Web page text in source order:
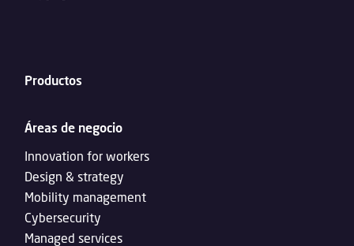
Productos
Áreas de negocio
Innovation for workers
Design & strategy
Mobility management
Cybersecurity
Managed services